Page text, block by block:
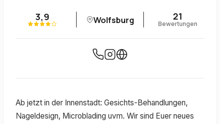
3,9 Wolfsburg 21
Bewertungen
Ab jetzt in der Innenstadt: Gesichts-Behandlungen,
Nageldesign, Microblading uvm. Wir sind Euer neues